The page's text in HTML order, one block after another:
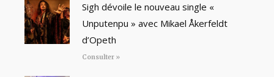
Sigh dévoile le nouveau single «
Unputenpu » avec Mikael Åkerfeldt
d’Opeth
Consulter »